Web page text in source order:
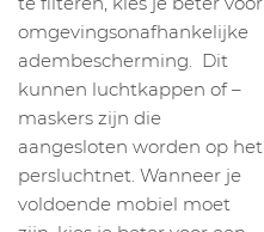
omgevingsonafhankelijke
adembescherming. Dit
kunnen luchtkappen of –
maskers zijn die
aangesloten worden op het
persluchtnet. Wanneer je
voldoende mobiel moet